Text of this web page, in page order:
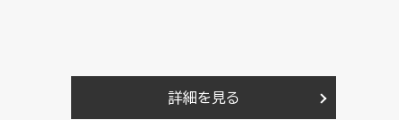
詳細を見る